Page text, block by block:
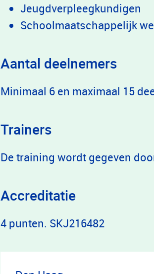
Jeugdverpleegkundigen
Schoolmaatschappelijk
Aantal deelnemers
Minimaal 6 en maximaal 15
Trainers
De training wordt gegeven
Accreditatie
4 punten. SKJ216482